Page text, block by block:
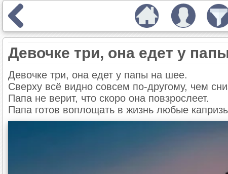
Девочке три, она едет у
Девочке три, она едет у папы на шее.
Сверху всё видно совсем по-другому, чем
Папа не верит, что скоро она повзрослеет.
Папа готов воплощать в жизнь любые